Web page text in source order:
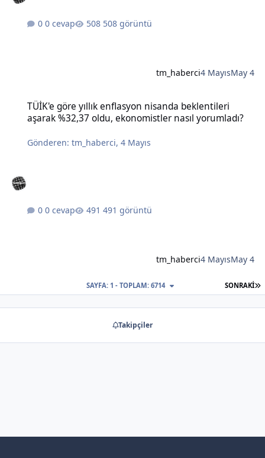
0 cevap 508 görüntü
tm_haberci4 MayısMay 4
TÜİK'e göre yıllık enflasyon nisanda beklentileri
aşarak %32,37 oldu, ekonomistler nasıl yorumladı?
Gönderen:tm_haberci,4 Mayıs
0 cevap 491 görüntü
tm_haberci4 MayısMay 4
SONRAKI
SAYFA: 1 - TOPLAM: 6714
Takipçiler